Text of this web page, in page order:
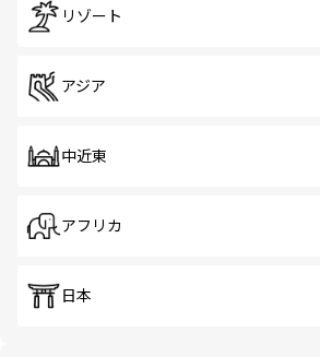
リゾート
アジア
中近東
アフリカ
日本